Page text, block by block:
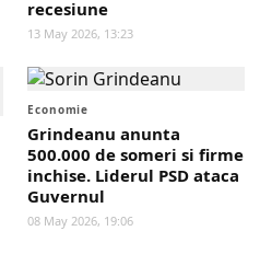
recesiune
13 May 2026, 13:23
Economie
Grindeanu anunta
500.000 de someri si firme
inchise. Liderul PSD ataca
Guvernul
08 May 2026, 19:06